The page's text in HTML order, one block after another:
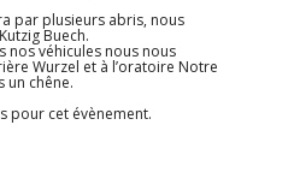
par plusieurs abris, nous
Buech.
nos véhicules nous nous
Wurzel et à l’oratoire Notre
un chêne.
pour cet évènement.